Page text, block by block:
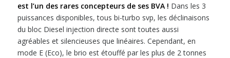
est l’un des rares concepteurs de ses BVA ! Dans les 3
puissances disponibles, tous bi-turbo svp, les déclinaisons
du bloc Diesel injection directe sont toutes aussi
agréables et silencieuses que linéaires. Cependant, en
mode E (Eco), le brio est étouffé par les plus de 2 tonnes